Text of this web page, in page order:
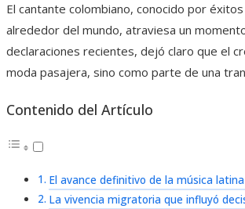
El cantante colombiano, conocido por
alrededor del mundo, atraviesa un
declaraciones recientes, dejó claro que el
moda pasajera, sino como parte de una
Contenido del Artículo
El avance definitivo de la música
La vivencia migratoria que influyó